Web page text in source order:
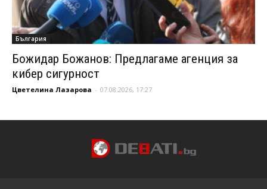
България
Божидар Божанов: Предлагаме агенция за
кибер сигурност
Цветелина Лазарова - 07.08.2026, 17:27